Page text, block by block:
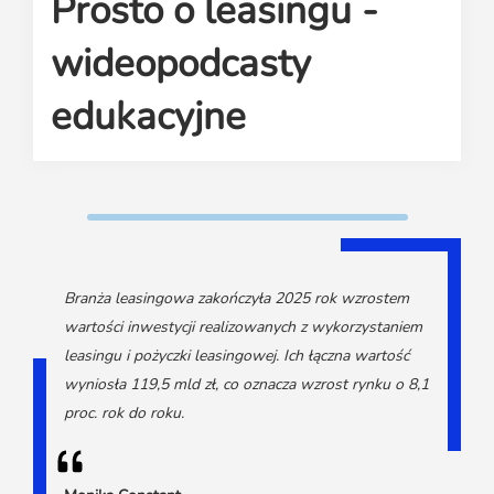
Partnerzy ZPL
Materiały do pobrania
Kontakt dla mediów
Klauzule informacyjne
Prosto o leasingu -
wideopodcasty
edukacyjne
Branża leasingowa zakończyła 2025 rok wzrostem
wartości inwestycji realizowanych z wykorzystaniem
leasingu i pożyczki leasingowej. Ich łączna wartość
wyniosła 119,5 mld zł, co oznacza wzrost rynku o 8,1
proc. rok do roku.